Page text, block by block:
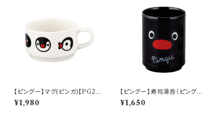
【ピングー】マグ(ピンガ)【PG2
0】PG22-11
¥1,980
【ピングー】寿司湯呑（ピングー）
【PG20】PG21-327
¥1,650